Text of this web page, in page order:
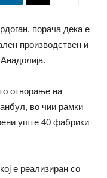
порача дека е
производствен и
отворање на
во чии рамки
уште 40 фабрики
е реализиран со